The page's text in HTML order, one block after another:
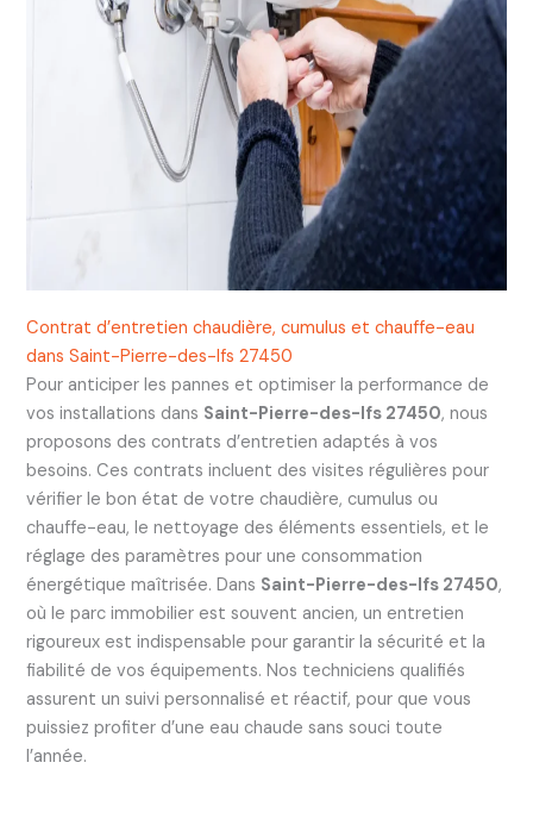
Contrat d’entretien chaudière, cumulus et chauffe-eau
dans Saint-Pierre-des-Ifs 27450
Pour anticiper les pannes et optimiser la performance de
vos installations dans Saint-Pierre-des-Ifs 27450, nous
proposons des contrats d’entretien adaptés à vos
besoins. Ces contrats incluent des visites régulières pour
vérifier le bon état de votre chaudière, cumulus ou
chauffe-eau, le nettoyage des éléments essentiels, et le
réglage des paramètres pour une consommation
énergétique maîtrisée. Dans Saint-Pierre-des-Ifs 27450,
où le parc immobilier est souvent ancien, un entretien
rigoureux est indispensable pour garantir la sécurité et la
fiabilité de vos équipements. Nos techniciens qualifiés
assurent un suivi personnalisé et réactif, pour que vous
puissiez profiter d’une eau chaude sans souci toute
l’année.